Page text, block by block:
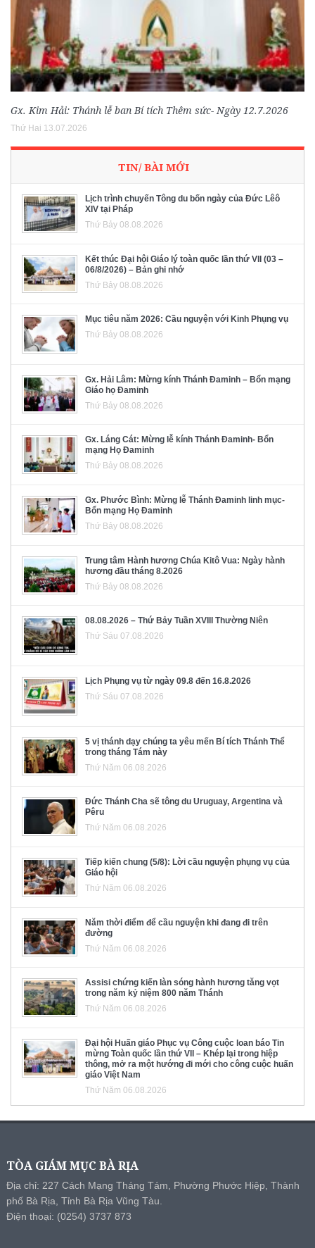
Gx. Kim Hải: Thánh lễ ban Bí tích Thêm sức- Ngày 12.7.2026
Thứ Hai 13.07.2026
TIN/ BÀI MỚI
Lịch trình chuyến Tông du bốn ngày của Đức Lêô
XIV tại Pháp
Thứ Bảy 08.08.2026
Kết thúc Đại hội Giáo lý toàn quốc lần thứ VII (03 –
06/8/2026) – Bản ghi nhớ
Thứ Bảy 08.08.2026
Mục tiêu năm 2026: Cầu nguyện với Kinh Phụng vụ
Thứ Bảy 08.08.2026
Gx. Hải Lâm: Mừng kính Thánh Đaminh – Bổn mạng
Giáo họ Đaminh
Thứ Bảy 08.08.2026
Gx. Láng Cát: Mừng lễ kính Thánh Đaminh- Bổn
mạng Họ Đaminh
Thứ Bảy 08.08.2026
Gx. Phước Bình: Mừng lễ Thánh Đaminh linh mục-
Bổn mạng Họ Đaminh
Thứ Bảy 08.08.2026
Trung tâm Hành hương Chúa Kitô Vua: Ngày hành
hương đầu tháng 8.2026
Thứ Bảy 08.08.2026
08.08.2026 – Thứ Bảy Tuần XVIII Thường Niên
Thứ Sáu 07.08.2026
Lịch Phụng vụ từ ngày 09.8 đến 16.8.2026
Thứ Sáu 07.08.2026
5 vị thánh dạy chúng ta yêu mến Bí tích Thánh Thể
trong tháng Tám này
Thứ Năm 06.08.2026
Đức Thánh Cha sẽ tông du Uruguay, Argentina và
Pêru
Thứ Năm 06.08.2026
Tiếp kiến chung (5/8): Lời cầu nguyện phụng vụ của
Giáo hội
Thứ Năm 06.08.2026
Năm thời điểm để cầu nguyện khi đang đi trên
đường
Thứ Năm 06.08.2026
Assisi chứng kiến làn sóng hành hương tăng vọt
trong năm kỷ niệm 800 năm Thánh
Thứ Năm 06.08.2026
Đại hội Huấn giáo Phục vụ Công cuộc loan báo Tin
mừng Toàn quốc lần thứ VII – Khép lại trong hiệp
thông, mở ra một hướng đi mới cho công cuộc huấn
giáo Việt Nam
Thứ Năm 06.08.2026
TÒA GIÁM MỤC BÀ RỊA
Địa chỉ: 227 Cách Mạng Tháng Tám, Phường Phước Hiệp, Thành
phố Bà Rịa, Tỉnh Bà Rịa Vũng Tàu.
Điện thoại: (0254) 3737 873